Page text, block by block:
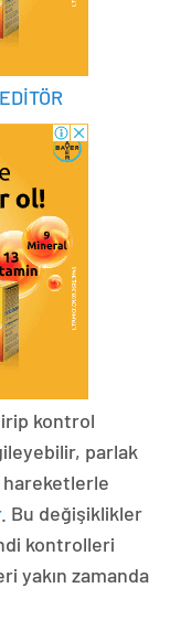
EDİTÖR
kontrol
parlak
. Bu değişiklikler
kontrolleri
yakın zamanda